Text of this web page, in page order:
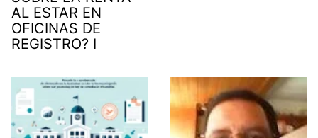
AL ESTAR EN
OFICINAS DE
REGISTRO? I